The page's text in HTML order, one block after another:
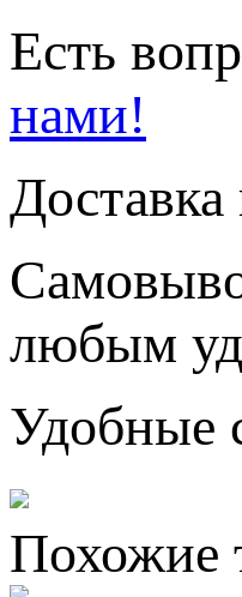
Есть
нами!
любым
Удобные
Похожие